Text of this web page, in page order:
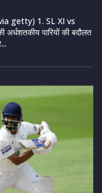
getty) 1. SL XI vs
अर्धशतकीय पारियों की बदौलत